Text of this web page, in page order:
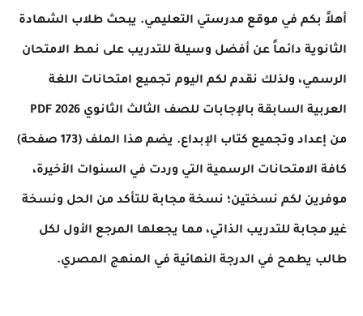
بكم في موقع مدرستي التعليمي. يبحث طلاب الشهادة
دائماً عن أفضل وسيلة للتدريب على نمط الامتحان
ولذلك نقدم لكم اليوم تجميع امتحانات اللغة
العربية السابقة بالإجابات للصف الثالث الثانوي 2026 PDF
من إعداد وتجميع كتاب الإبداع. يضم هذا الملف (173 صفحة)
الرسمية التي وردت في السنوات الأخيرة،
لكم نسختين؛ نسخة مجابة للتأكد من الحل ونسخة
للتدريب الذاتي، مما يجعلها المرجع الأول لكل
يطمح في الدرجة النهائية في المنهج المصري.